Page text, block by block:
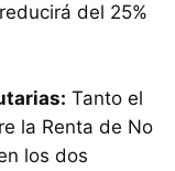
del 25%
Tanto el
la Renta de No
los dos